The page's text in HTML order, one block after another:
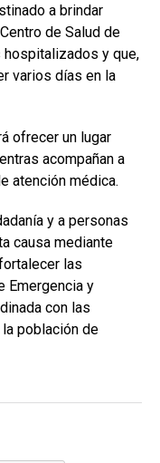
a brindar
de Salud de
hospitalizados y que,
varios días en la
ofrecer un lugar
acompañan a
atención médica.
y a personas
causa mediante
las
Emergencia y
con las
población de